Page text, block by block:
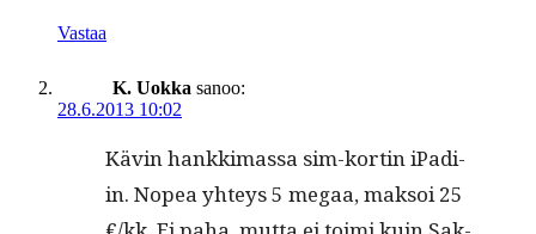
Vastaa
K. Uokka sanoo:
28.6.2013 10:02
Kävin han­kki­mas­sa sim-kortin iPadi­
in. Nopea yhteys 5 megaa, mak­soi 25